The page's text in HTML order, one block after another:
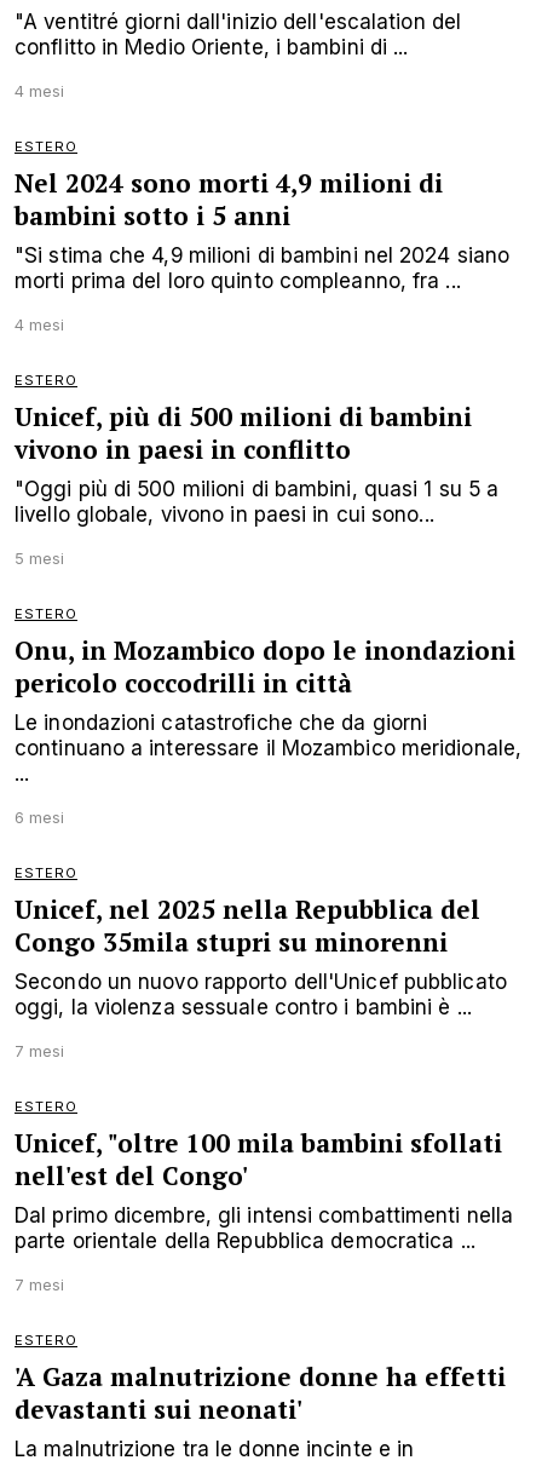
"A ventitré giorni dall'inizio dell'escalation del
conflitto in Medio Oriente, i bambini di ...
4 mesi
ESTERO
Nel 2024 sono morti 4,9 milioni di
bambini sotto i 5 anni
"Si stima che 4,9 milioni di bambini nel 2024 siano
morti prima del loro quinto compleanno, fra ...
4 mesi
ESTERO
Unicef, più di 500 milioni di bambini
vivono in paesi in conflitto
"Oggi più di 500 milioni di bambini, quasi 1 su 5 a
livello globale, vivono in paesi in cui sono...
5 mesi
ESTERO
Onu, in Mozambico dopo le inondazioni
pericolo coccodrilli in città
Le inondazioni catastrofiche che da giorni
continuano a interessare il Mozambico meridionale,
...
6 mesi
ESTERO
Unicef, nel 2025 nella Repubblica del
Congo 35mila stupri su minorenni
Secondo un nuovo rapporto dell'Unicef pubblicato
oggi, la violenza sessuale contro i bambini è ...
7 mesi
ESTERO
Unicef, "oltre 100 mila bambini sfollati
nell'est del Congo'
Dal primo dicembre, gli intensi combattimenti nella
parte orientale della Repubblica democratica ...
7 mesi
ESTERO
'A Gaza malnutrizione donne ha effetti
devastanti sui neonati'
La malnutrizione tra le donne incinte e in